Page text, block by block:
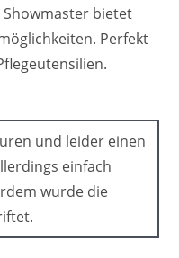
bietet
Perfekt
und leider einen
einfach
wurde die